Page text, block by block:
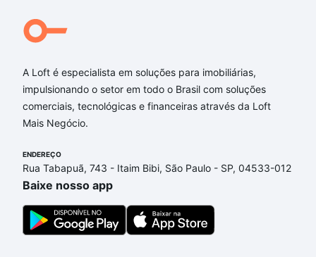
- Rio de Janeiro, RJ?
Imóveis à venda em rua capanema - Rio de Janeiro,
RJ que custam a partir de R$ 0 e com nossas
opções de financiamento imobiliário as parcelas
podem se adequar ao seu orçamento. Se ainda tem
de compra, veja em nosso portal
comprar um apartamento e conte com a gente para
comprar o imóvel dos seus sonhos com segurança e
conforto. Loft, com você até as chaves.
A Loft é especialista em soluções para imobiliárias,
impulsionando o setor em todo o Brasil com soluções
comerciais, tecnológicas e financeiras através da Loft
Mais Negócio.
ENDEREÇO
Rua Tabapuã, 743 - Itaim Bibi, São Paulo - SP, 04533-012
Baixe nosso app